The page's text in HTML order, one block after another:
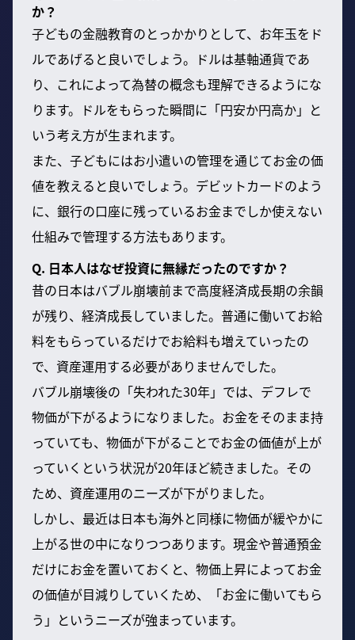
か？
子どもの金融教育のとっかかりとして、お年玉をド
ルであげると良いでしょう。ドルは基軸通貨であ
り、これによって為替の概念も理解できるようにな
ります。ドルをもらった瞬間に「円安か円高か」と
いう考え方が生まれます。
また、子どもにはお小遣いの管理を通じてお金の価
値を教えると良いでしょう。デビットカードのよう
に、銀行の口座に残っているお金までしか使えない
仕組みで管理する方法もあります。
Q. 日本人はなぜ投資に無縁だったのですか？
昔の日本はバブル崩壊前まで高度経済成長期の余韻
が残り、経済成長していました。普通に働いてお給
料をもらっているだけでお給料も増えていったの
で、資産運用する必要がありませんでした。
バブル崩壊後の「失われた30年」では、デフレで
物価が下がるようになりました。お金をそのまま持
っていても、物価が下がることでお金の価値が上が
っていくという状況が20年ほど続きました。その
ため、資産運用のニーズが下がりました。
しかし、最近は日本も海外と同様に物価が緩やかに
上がる世の中になりつつあります。現金や普通預金
だけにお金を置いておくと、物価上昇によってお金
の価値が目減りしていくため、「お金に働いてもら
う」というニーズが強まっています。